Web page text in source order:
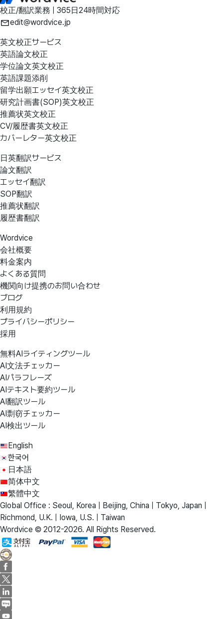
校正/翻訳業務 | 365日24時間対応
edit@wordvice.jp
英文校正サービス
英語論文校正
学位論文英文校正
英語課題添削
留学出願エッセイ英文校正
研究計画書(SOP)英文校正
推薦状英文校正
CV/履歴書英文校正
カバーレター英文校正
日英翻訳サービス
論文翻訳
エッセイ翻訳
SOP翻訳
推薦状翻訳
履歴書翻訳
Wordvice
会社概要
料金案内
よくある質問
機関向け提携のお問い合わせ
ブログ
利用規約
プライバシーポリシー
採用
無料AIライティングツール
AI文法チェッカー
AIパラフレーズ
AIテキスト要約ツール
AI翻訳ツール
AI剽窃チェッカー
AI検出ツール
English
한국어
日本語
简体中文
繁體中文
Global Office : Seoul, Korea | Beijing, China | Tokyo, Japan |
Richmond, U.K. | Iowa, U.S. | Taiwan
Wordvice © 2012-2026. All Rights Reserved.